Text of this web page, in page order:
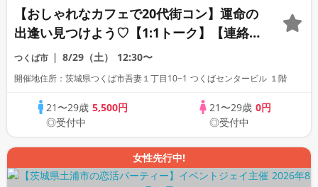
【おしゃれなカフェで20代街コン】運命の
出逢い見つけよう♡【1:1トーク】【連絡
先自由交換】
つくば市 8/29（土） 12:30〜
開催地住所：茨城県つくば市吾妻１丁目10−1 つくばセンタービル １階
21〜29歳5,500円
◎受付中
21〜29歳 0円
◎受付中
女性先行中!